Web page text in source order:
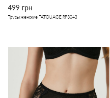
499 грн
Трусы женские TATOUAGE RP3043